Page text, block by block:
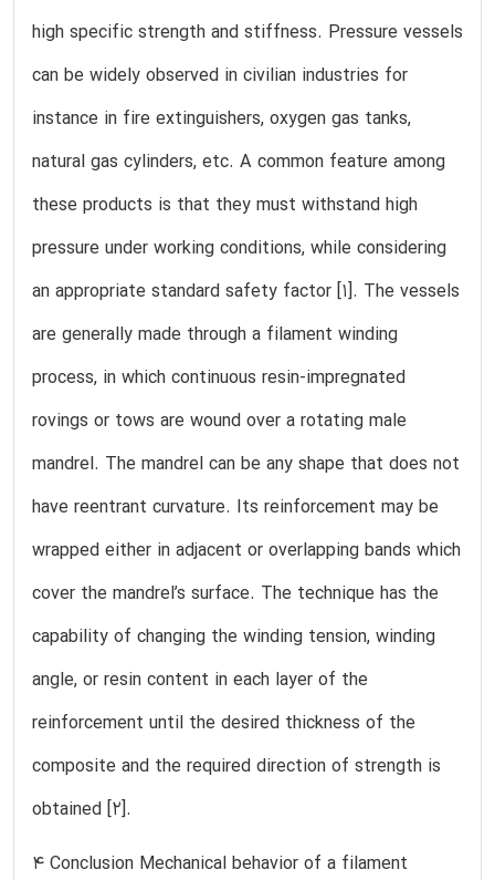
high specific strength and stiffness. Pressure vessels
can be widely observed in civilian industries for
instance in fire extinguishers, oxygen gas tanks,
natural gas cylinders, etc. A common feature among
these products is that they must withstand high
pressure under working conditions, while considering
an appropriate standard safety factor [1]. The vessels
are generally made through a filament winding
process, in which continuous resin-impregnated
rovings or tows are wound over a rotating male
mandrel. The mandrel can be any shape that does not
have reentrant curvature. Its reinforcement may be
wrapped either in adjacent or overlapping bands which
cover the mandrel’s surface. The technique has the
capability of changing the winding tension, winding
angle, or resin content in each layer of the
reinforcement until the desired thickness of the
composite and the required direction of strength is
obtained [2].
4 Conclusion Mechanical behavior of a filament